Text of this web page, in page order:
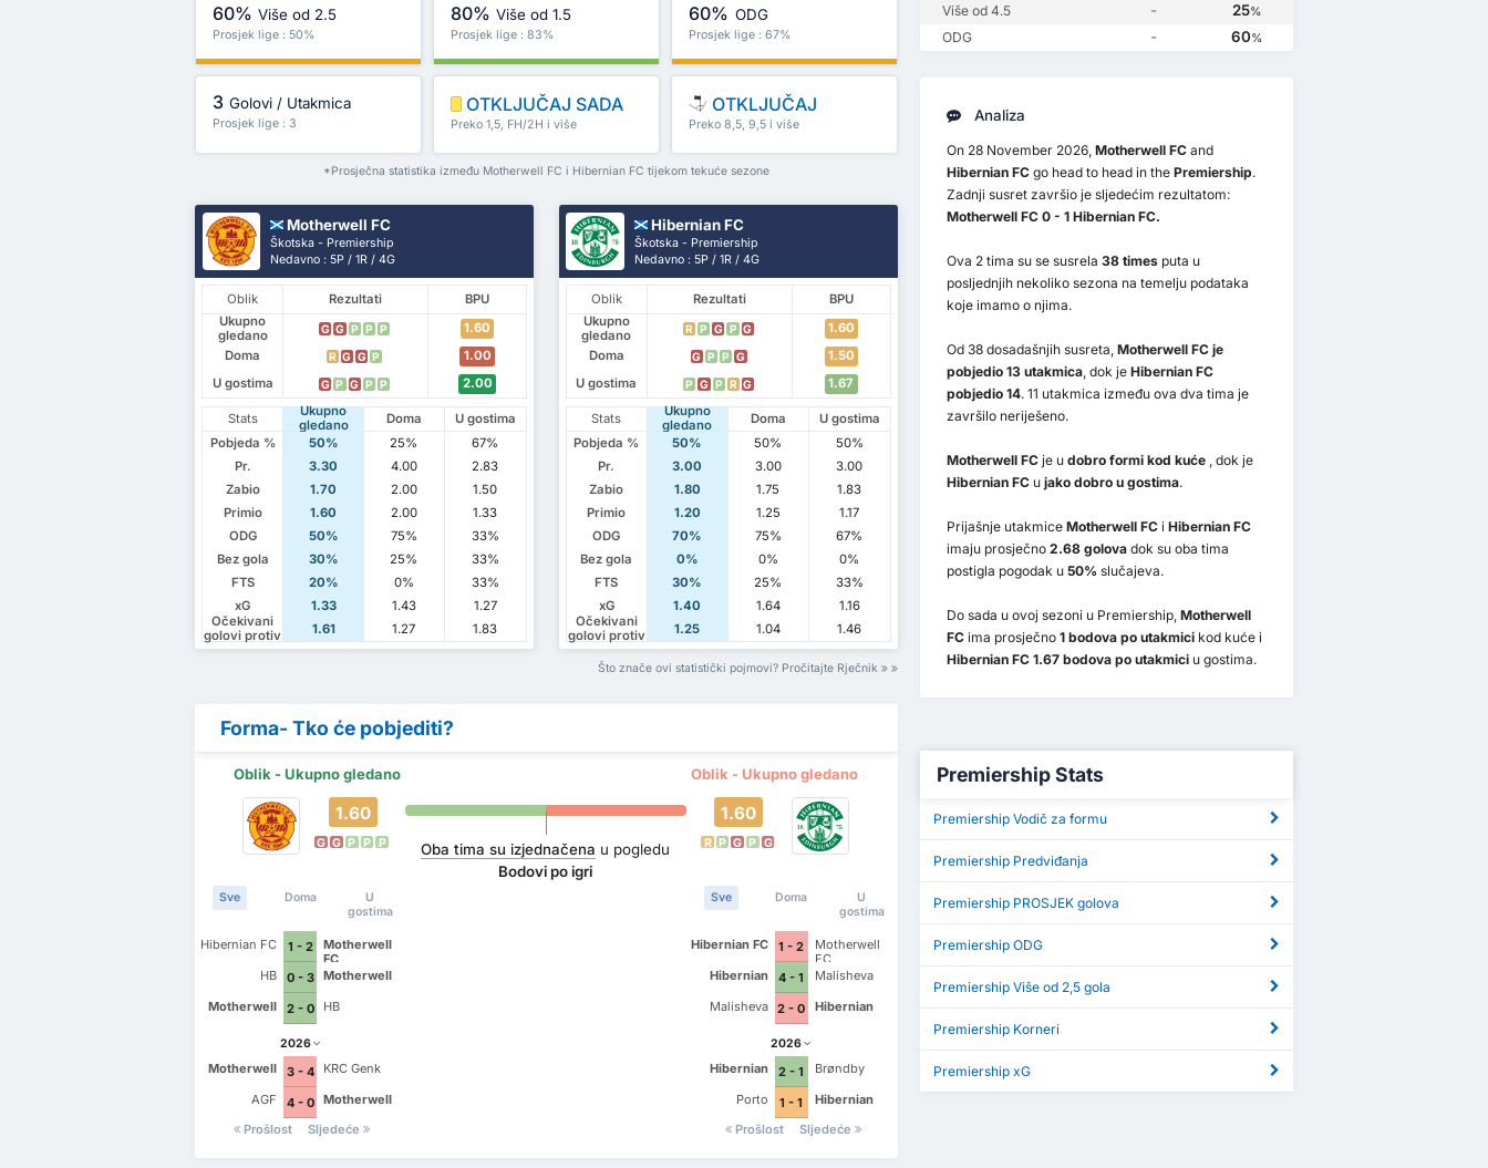
60% Više od 2.5
Prosjek lige : 50%
80% Više od 1.5
Prosjek lige : 83%
60% ODG
Prosjek lige : 67%
3 Golovi / Utakmica
Prosjek lige : 3
OTKLJUČAJ SADA
Preko 1,5, FH/2H i više
OTKLJUČAJ
Preko 8,5, 9,5 i više
*Prosječna statistika između Motherwell FC i Hibernian FC tijekom tekuće sezone
Motherwell FC
Škotska - Premiership
Nedavno : 5P / 1R / 4G
Oblik Rezultati
BPU
Ukupno
gledano
G G P P P
1.60
Doma
R G G P
1.00
U gostima
G P G P P 2.00
Stats
Ukupno
gledano
Doma
U gostima
Pobjeda %
50% 25%
67%
Pr.
3.30 4.00
2.83
Zabio
1.70 2.00
1.50
Primio
1.60 2.00
1.33
ODG
50% 75%
33%
Bez gola
30% 25%
33%
FTS
20% 0%
33%
xG
1.33 1.43
1.27
Očekivani
golovi protiv
1.61 1.27 1.83
Hibernian FC
Škotska - Premiership
Nedavno : 5P / 1R / 4G
Oblik Rezultati
BPU
Ukupno
gledano
R P G P G
1.60
Doma
G P P G
1.50
U gostima
P G P R G 1.67
Stats
Ukupno
gledano
Doma
U gostima
Pobjeda %
50% 50%
50%
Pr.
3.00 3.00
3.00
Zabio
1.80 1.75
1.83
Primio
1.20 1.25
1.17
ODG
70% 75%
67%
Bez gola
0% 0%
0%
FTS
30% 25%
33%
xG
1.40 1.64
1.16
Očekivani
golovi protiv
1.25 1.04 1.46
Što znače ovi statistički pojmovi? Pročitajte Rječnik
Forma- Tko će pobjediti?
Oblik - Ukupno gledano Oblik - Ukupno gledano
1.60
G G P P P
Sve Doma
U
gostima
Hibernian FC 1 - 2
Motherwell
FC
HB
0 - 3
Motherwell
Motherwell
2 - 0 HB
2026
Motherwell 3 - 4
KRC Genk
AGF
4 - 0
Motherwell
Prošlost
Sljedeće
Oba tima su izjednačena u pogledu
Bodovi po igri
1.60
R P G P G
Sve Doma
U
gostima
Hibernian FC 1 - 2
Motherwell
FC
Hibernian
4 - 1
Malisheva
Malisheva 2 - 0 Hibernian
2026
Hibernian 2 - 1
Brøndby
Porto
1 - 1
Hibernian
Prošlost
Sljedeće
Više od 4.5 - 25%
ODG - 60%
Analiza
On 28 November 2026, Motherwell FCand
Hibernian FCgo head to head in the Premiership.
Zadnji susret završio je sljedećim rezultatom:
Motherwell FC 0 - 1 Hibernian FC.
Ova 2 tima su se susrela 38 timesputa u
posljednjih nekoliko sezona na temelju podataka
koje imamo o njima.
Od 38 dosadašnjih susreta, Motherwell FC je
pobjedio 13 utakmica, dok je Hibernian FC
pobjedio 14. 11 utakmica između ova dva tima je
završilo neriješeno.
Motherwell FCje u dobro formi kod kuće , dok je
Hibernian FCu jako dobro u gostima.
Prijašnje utakmice Motherwell FCi Hibernian FC
imaju prosječno 2.68 golovadok su oba tima
postigla pogodak u 50% slučajeva.
Do sada u ovoj sezoni u Premiership, Motherwell
FCima prosječno 1 bodova po utakmici kod kuće i
Hibernian FC 1.67 bodova po utakmiciu gostima.
Premiership Stats
Premiership Vodič za formu
Premiership Predviđanja
Premiership PROSJEK golova
Premiership ODG
Premiership Više od 2,5 gola
Premiership Korneri
Premiership xG